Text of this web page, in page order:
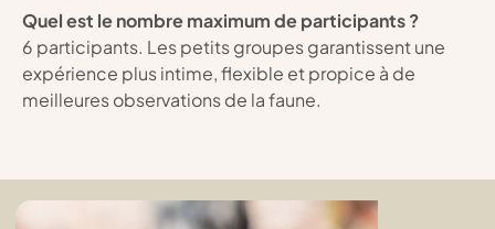
Quel est le nombre maximum de participants ?
6 participants. Les petits groupes garantissent une
expérience plus intime, flexible et propice à de
meilleures observations de la faune.